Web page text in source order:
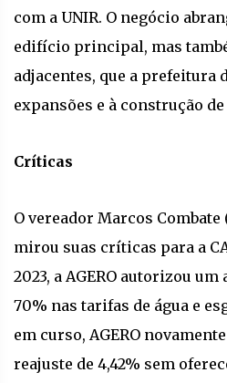
com a UNIR. O negócio
edifício principal, mas
adjacentes, que a prefeitura
expansões e à construção
Críticas
O vereador Marcos
mirou suas críticas para a
2023, a AGERO autorizou
70% nas tarifas de água e
em curso, AGERO
reajuste de 4,42% sem